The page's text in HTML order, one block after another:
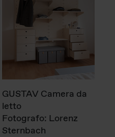
GUSTAV Camera da
letto
Fotografo: Lorenz
Sternbach